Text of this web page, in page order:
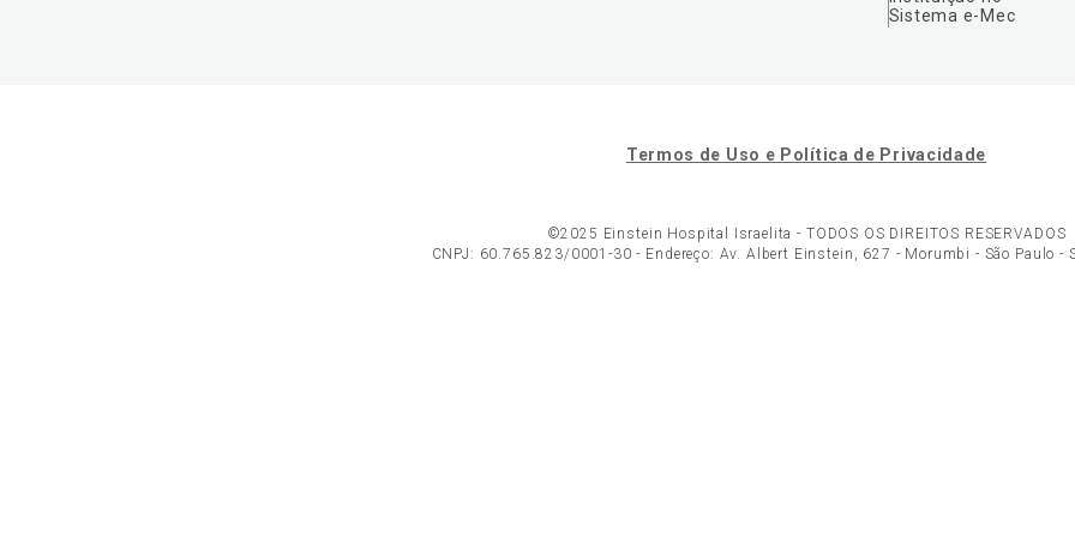
Sistema e-Mec
Termos de Uso e Política de Privacidade
©2025 Einstein Hospital Israelita - TODOS OS DIREITOS RESERVADOS
CNPJ: 60.765.823/0001-30 - Endereço: Av. Albert Einstein, 627 - Morumbi - São Paulo -